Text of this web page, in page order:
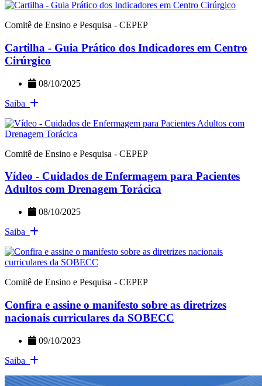
Comitê de Ensino e Pesquisa - CEPEP
Cartilha - Guia Prático dos Indicadores em Centro
Cirúrgico
08/10/2025
Saiba
Comitê de Ensino e Pesquisa - CEPEP
Vídeo - Cuidados de Enfermagem para Pacientes
Adultos com Drenagem Torácica
08/10/2025
Saiba
Comitê de Ensino e Pesquisa - CEPEP
Confira e assine o manifesto sobre as diretrizes
nacionais curriculares da SOBECC
09/10/2023
Saiba